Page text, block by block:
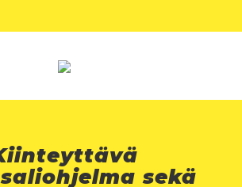
sekä